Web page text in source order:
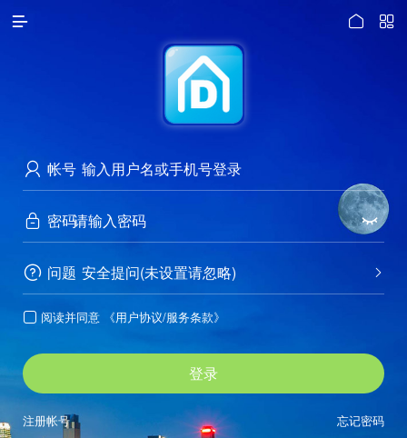
 

 帐号
 密码 
 问题 
安全提问(未设置请忽略)
 阅读并同意 《用户协议/服务条款》
登录
忘记密码
注册帐号